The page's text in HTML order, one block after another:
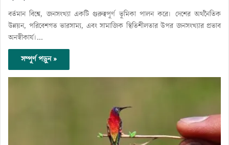
বর্তমান বিশ্বে, জনসংখ্যা একটি গুরুত্বপূর্ণ ভূমিকা পালন করে। দেশের অর্থনৈতিক
উন্নয়ন, পরিবেশগত ভারসাম্য, এবং সামাজিক স্থিতিশীলতার উপর জনসংখ্যার প্রভাব
অনস্বীকার্য।…
সম্পূর্ণ পড়ুন »